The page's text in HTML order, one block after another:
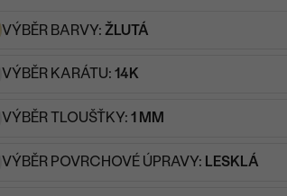
VÝBĚR BARVY: ŽLUTÁ
VÝBĚR KARÁTU: 14K
VÝBĚR TLOUŠŤKY: 1 MM
VÝBĚR POVRCHOVÉ ÚPRAVY: LESKLÁ